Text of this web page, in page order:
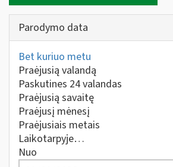
Parodymo data
Bet kuriuo metu
Praėjusią valandą
Paskutines 24 valandas
Praėjusią savaitę
Praėjusį mėnesį
Praėjusiais metais
Laikotarpyje…
Nuo